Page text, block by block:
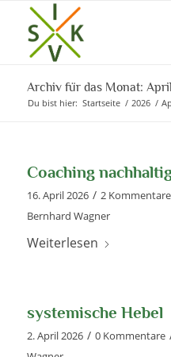
Archiv für das Monat:
Du bist hier: Startseite / 2026 /
Coaching
16. April 2026 / 2 Kommentare
Bernhard Wagner
Weiterlesen
systemische Hebel
2. April 2026 / 0 Kommentare